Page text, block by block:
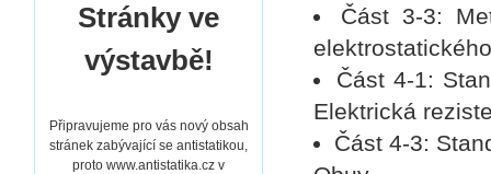
Část 3-3:
Část 4-1:
Elektrická
Část 4-3:
Stránky ve
výstavbě!
Připravujeme pro vás nový obsah
stránek zabývající se antistatikou,
proto www.antistatika.cz v